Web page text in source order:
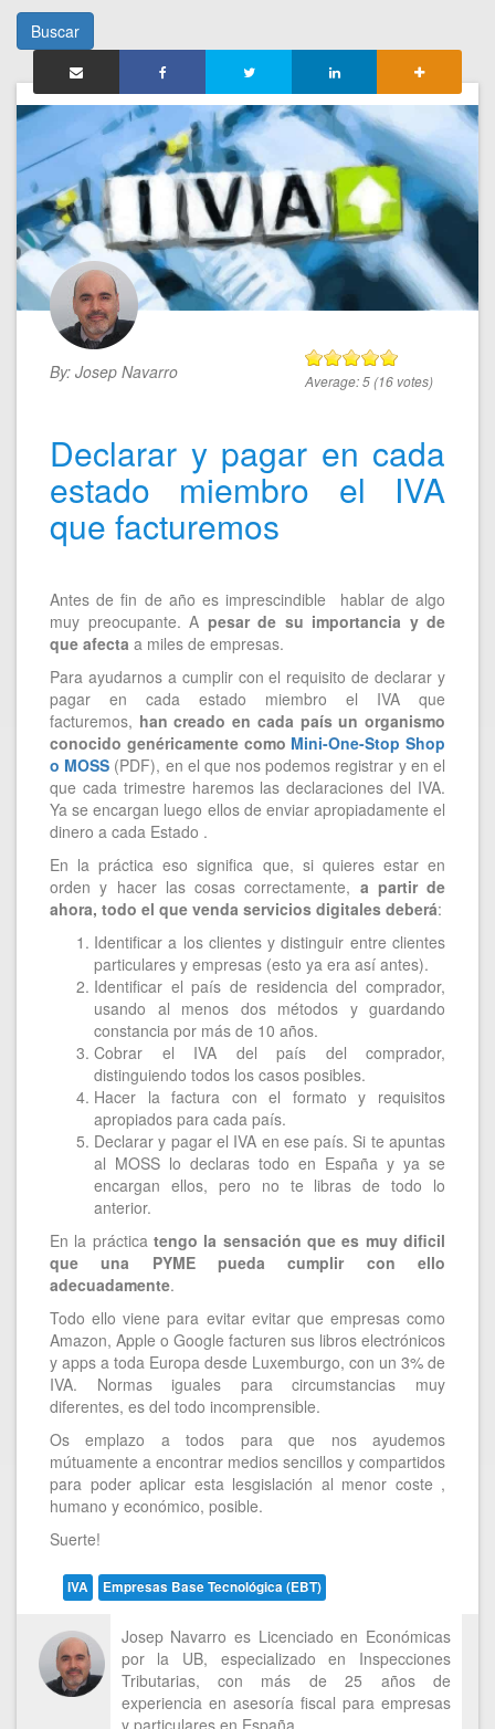
Buscar
By: Josep Navarro Average:5(16 votes)
Declarar y pagar en cada
estado miembro el IVA
que facturemos
Antes de fin de año es imprescindible hablar de algo
muy preocupante. A pesar de su importancia y de
que afecta a miles de empresas.
Para ayudarnos a cumplir con el requisito de declarar y
pagar en cada estado miembro el IVA que
facturemos, han creado en cada país un organismo
conocido genéricamente como Mini-One-Stop Shop
o MOSS (PDF), en el que nos podemos registrar y en el
que cada trimestre haremos las declaraciones del IVA.
Ya se encargan luego ellos de enviar apropiadamente el
dinero a cada Estado .
En la práctica eso significa que, si quieres estar en
orden y hacer las cosas correctamente, a partir de
ahora, todo el que venda servicios digitales deberá:
Identificar a los clientes y distinguir entre clientes
particulares y empresas (esto ya era así antes).
Identificar el país de residencia del comprador,
usando al menos dos métodos y guardando
constancia por más de 10 años.
Cobrar el IVA del país del comprador,
distinguiendo todos los casos posibles.
Hacer la factura con el formato y requisitos
apropiados para cada país.
Declarar y pagar el IVA en ese país. Si te apuntas
al MOSS lo declaras todo en España y ya se
encargan ellos, pero no te libras de todo lo
anterior.
En la práctica tengo la sensación que es muy dificil
que una PYME pueda cumplir con ello
adecuadamente.
Todo ello viene para evitar evitar que empresas como
Amazon, Apple o Google facturen sus libros electrónicos
y apps a toda Europa desde Luxemburgo, con un 3% de
IVA. Normas iguales para circumstancias muy
diferentes, es del todo incomprensible.
Os emplazo a todos para que nos ayudemos
mútuamente a encontrar medios sencillos y compartidos
para poder aplicar esta lesgislación al menor coste ,
humano y económico, posible.
Suerte!
IVA Empresas Base Tecnológica (EBT)
Josep Navarro es Licenciado en Económicas
por la UB, especializado en Inspecciones
Tributarias, con más de 25 años de
experiencia en asesoría fiscal para empresas
y particulares en España.